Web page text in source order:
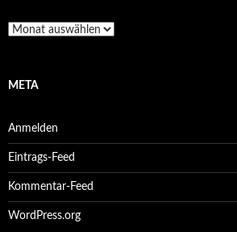
Archiv
META
Anmelden
Eintrags-Feed
Kommentar-Feed
WordPress.org